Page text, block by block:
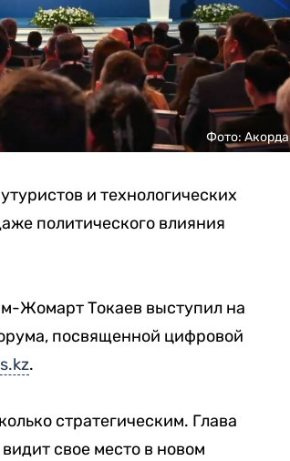
Фото: Акорда
и технологических
политического влияния
Жомарт Токаев выступил на
посвященной цифровой
.
стратегическим. Глава
свое место в новом